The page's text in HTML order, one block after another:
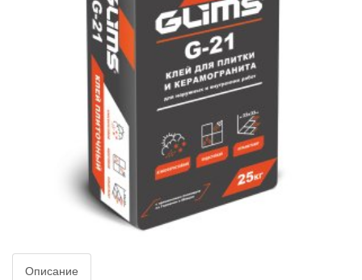
Описание